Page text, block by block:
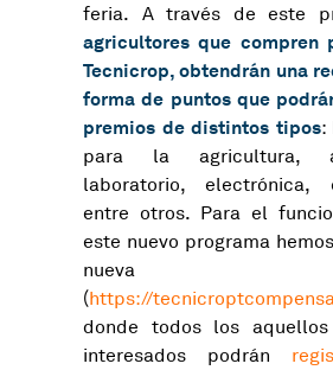
feria. A través de este
agricultores que compren
Tecnicrop, obtendrán una
forma de puntos que
premios de distintos tipos:
para la agricultura,
laboratorio, electrónica,
entre otros. Para el
este nuevo programa
nueva
(https://
donde todos los aquellos
interesados podrán